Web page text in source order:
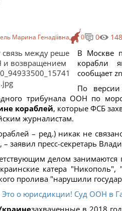
Марина Генадіївна 0 0
В Москве
корабли
сообщает
По версии
трибунала ООН по
кораблей, которые ФСБ
журналистам.
– ред.) никак не
заявил пресс-секретарь
делом
катера
пролива "нарушили
Это о юрисдикции! Суд ООН в
захваченные в 2018